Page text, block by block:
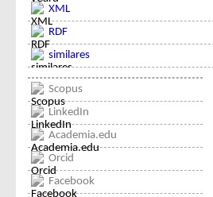
XML
RDF
similares
Scopus
LinkedIn
Academia.edu
Orcid
Facebook